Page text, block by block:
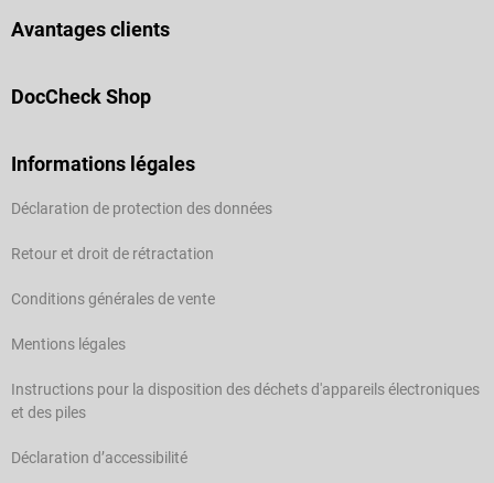
Avantages clients
DocCheck Shop
Informations légales
Déclaration de protection des données
Retour et droit de rétractation
Conditions générales de vente
Mentions légales
Instructions pour la disposition des déchets d'appareils électroniques
et des piles
Déclaration d’accessibilité